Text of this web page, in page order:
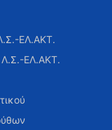
ΕΛ.ΑΚΤ.
Λ.Σ.-ΕΛ.ΑΚΤ.